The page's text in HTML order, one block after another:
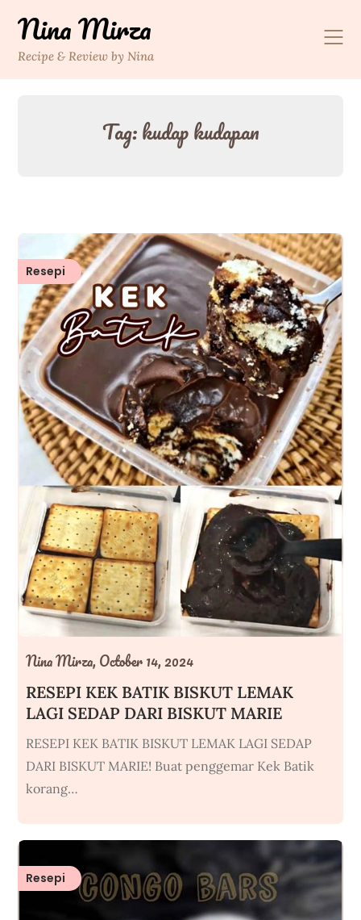
content
Nina Mirza
Recipe & Review by Nina
Tag:kudap kudapan
Resepi
RESEPI KEK BATIK BISKUT LEMAK
LAGI SEDAP DARI BISKUT MARIE
Nina Mirza, October 14, 2024
RESEPI KEK BATIK BISKUT LEMAK LAGI SEDAP
DARI BISKUT MARIE! Buat penggemar Kek Batik
korang…
Resepi